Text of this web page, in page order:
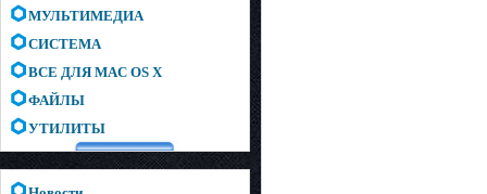
МУЛЬТИМЕДИА
СИСТЕМА
ВСЕ ДЛЯ MAC OS X
ФАЙЛЫ
УТИЛИТЫ